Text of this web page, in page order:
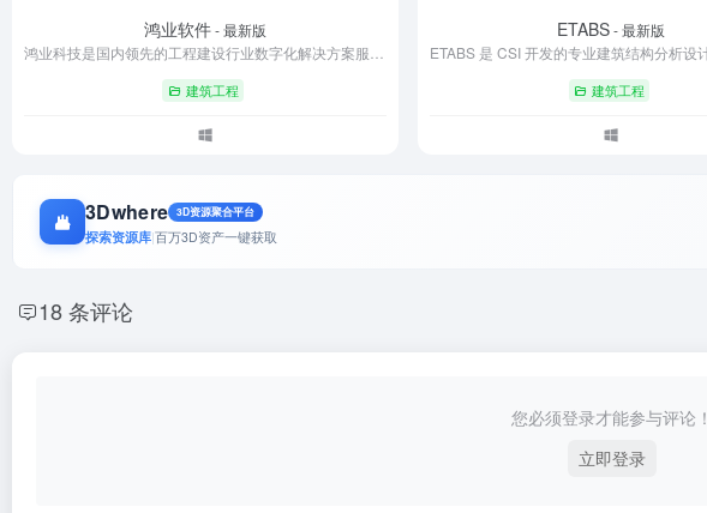
鸿业软件- 最新版
建筑工程
ETABS- 最新版
建筑工程
3Dwhere 3D资源聚合平台
探索资源库|百万3D资产一键获取
18 条评论
您必须登录才能参与评论！
立即登录